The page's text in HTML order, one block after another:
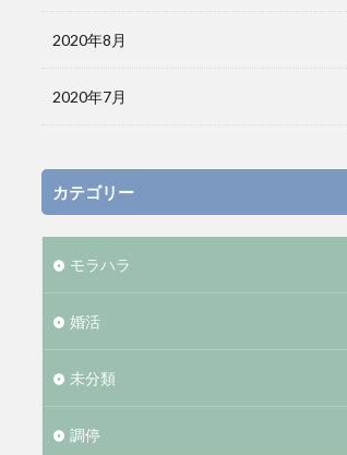
2020年8月
2020年7月
カテゴリー
モラハラ
婚活
未分類
調停